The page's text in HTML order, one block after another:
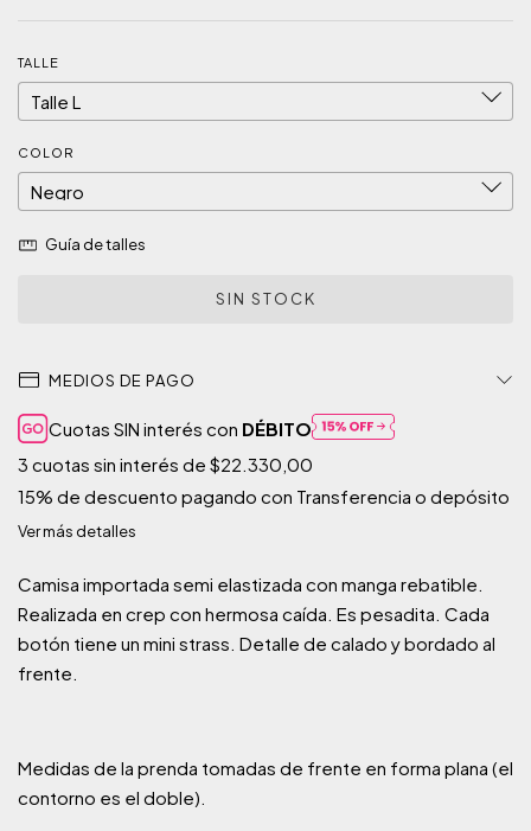
TALLE
COLOR
Guía de talles
MEDIOS DE PAGO
Cuotas SIN interés con DÉBITO
3 cuotas sin interés de $22.330,00
15% de descuento pagando con Transferencia o depósito
Ver más detalles
Camisa importada semi elastizada con manga rebatible.
Realizada en crep con hermosa caída. Es pesadita. Cada
botón tiene un mini strass. Detalle de calado y bordado al
frente.
Medidas de la prenda tomadas de frente en forma plana (el
contorno es el doble).